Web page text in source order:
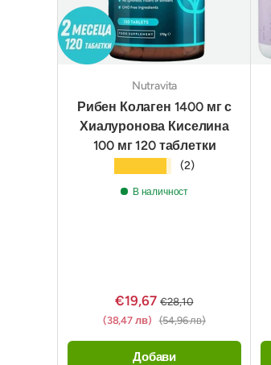
Nutravita
Рибен Колаген 1400 мг с
Хиалуронова Киселина
100 мг 120 таблетки
(2)
В наличност
€19,67 €28,10
(38,47 лв) (54,96 лв)
Добави